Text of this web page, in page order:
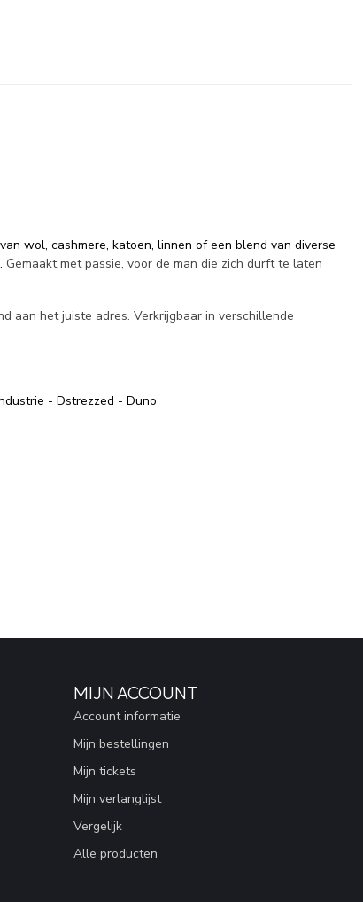
wol, cashmere, katoen, linnen of een blend van diverse
Gemaakt met passie, voor de man die zich durft te laten
aan het juiste adres. Verkrijgbaar in verschillende
- Dstrezzed - Duno
MIJN ACCOUNT
Account informatie
Mijn bestellingen
Mijn tickets
Mijn verlanglijst
Vergelijk
Alle producten